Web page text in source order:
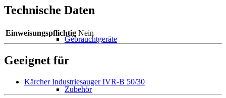
Gebrauchtgeräte
Zubehör
Technische Daten
Einweisungspflichtig Nein
Geeignet für
Kärcher Industriesauger IVR-B 50/30